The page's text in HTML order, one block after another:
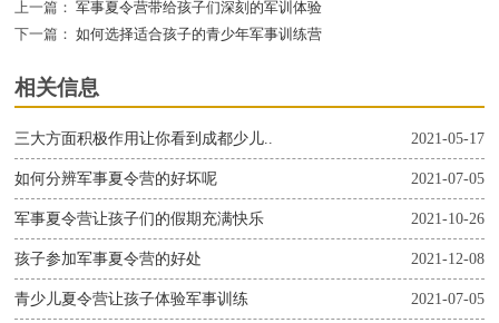
上一篇： 军事夏令营带给孩子们深刻的军训体验
下一篇： 如何选择适合孩子的青少年军事训练营
相关信息
2021-05-17
三大方面积极作用让你看到成都少儿..
2021-07-05
如何分辨军事夏令营的好坏呢
2021-10-26
军事夏令营让孩子们的假期充满快乐
2021-12-08
孩子参加军事夏令营的好处
2021-07-05
青少儿夏令营让孩子体验军事训练